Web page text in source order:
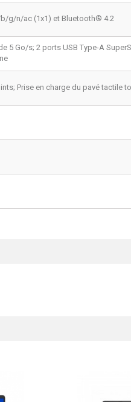
b/g/n/ac (1x1) et Bluetooth® 4.2
5 Go/s; 2 ports USB Type-A
Prise en charge du pavé tactile